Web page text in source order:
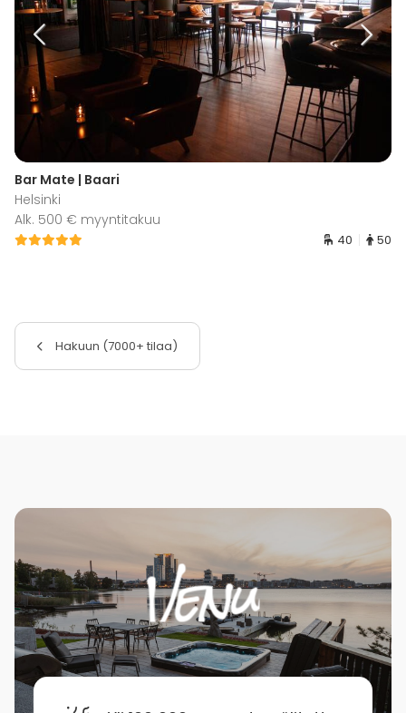
Bar Mate | Baari
Helsinki
Alk. 500 € myyntitakuu
40 50
Hakuun (7000+ tilaa)